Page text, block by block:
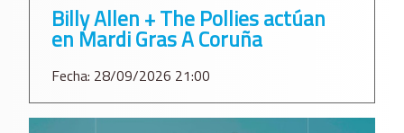
Billy Allen + The Pollies actúan
en Mardi Gras A Coruña
Fecha: 28/09/2026 21:00